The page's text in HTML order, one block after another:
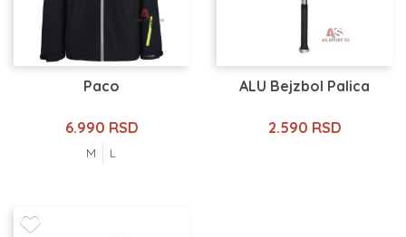
Paco
6.990 RSD
M L
ALU Bejzbol Palica
2.590 RSD